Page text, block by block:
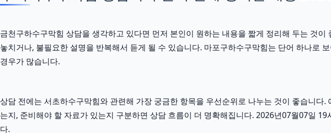
금천구하수구막힘 상담을 생각하고 있다면 먼저 본인이 원하는 내용을 짧게 정리해 두는 것
놓치거나, 불필요한 설명을 반복해서 듣게 될 수 있습니다. 마포구하수구막힘는 단어 하나로
경우가 많습니다.
상담 전에는 서초하수구막힘와 관련해 가장 궁금한 항목을 우선순위로 나누는 것이 좋습니
는지, 준비해야 할 자료가 있는지 구분하면 상담 흐름이 더 명확해집니다. 2026년07월07일
다.